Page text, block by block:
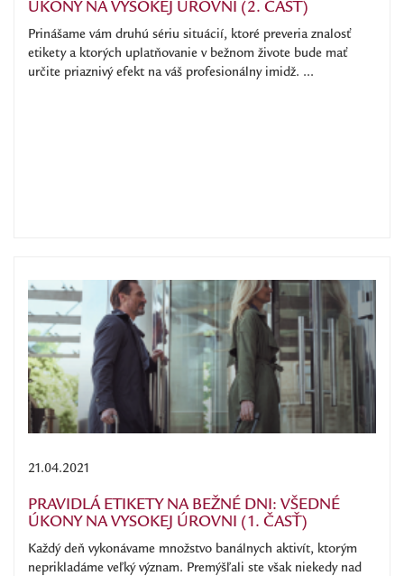
ÚKONY NA VYSOKEJ ÚROVNI (2. ČASŤ)
Prinášame vám druhú sériu situácií, ktoré preveria znalosť
etikety a ktorých uplatňovanie v bežnom živote bude mať
určite priaznivý efekt na váš profesionálny imidž. ...
21.04.2021
PRAVIDLÁ ETIKETY NA BEŽNÉ DNI: VŠEDNÉ
ÚKONY NA VYSOKEJ ÚROVNI (1. ČASŤ)
Každý deň vykonávame množstvo banálnych aktivít, ktorým
neprikladáme veľký význam. Premýšľali ste však niekedy nad